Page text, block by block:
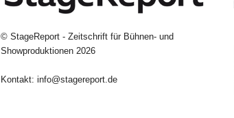
© StageReport - Zeitschrift für Bühnen- und
Showproduktionen2026
Kontakt: info@stagereport.de